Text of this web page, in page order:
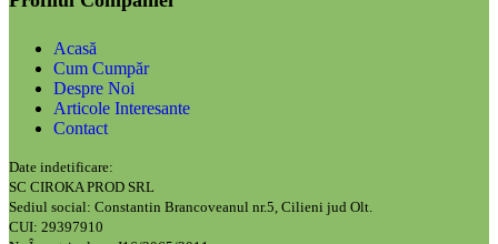
Acasă
Cum Cumpăr
Despre Noi
Articole Interesante
Contact
Date indetificare:
SC CIROKA PROD SRL
Sediul social: Constantin Brancoveanul nr.5, Cilieni jud Olt.
CUI: 29397910